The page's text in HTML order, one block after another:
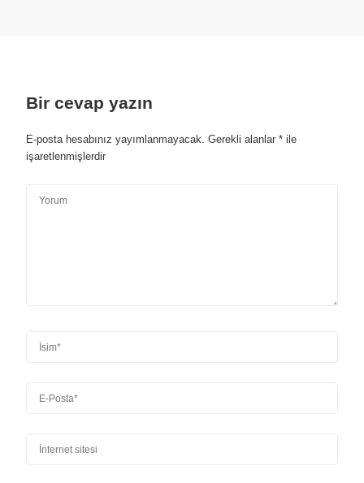
Bir cevap yazın
E-posta hesabınız yayımlanmayacak. Gerekli alanlar * ile
işaretlenmişlerdir